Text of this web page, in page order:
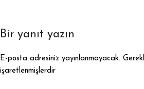
Bir yanıt yazın
E-posta adresiniz yayınlanmayacak.
işaretlenmişlerdir